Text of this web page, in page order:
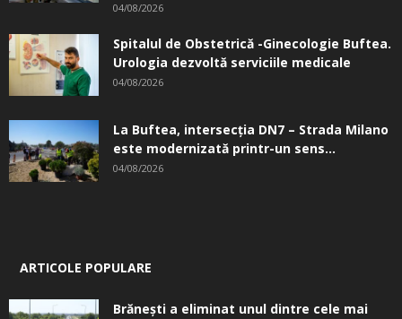
04/08/2026
Spitalul de Obstetrică -Ginecologie Buftea.
Urologia dezvoltă serviciile medicale
04/08/2026
La Buftea, intersecţia DN7 – Strada Milano
este modernizată printr-un sens...
04/08/2026
ARTICOLE POPULARE
Brănești a eliminat unul dintre cele mai